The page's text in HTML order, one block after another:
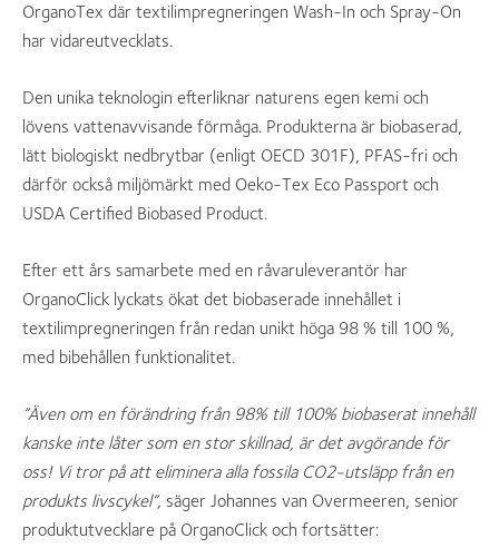
OrganoTex där textilimpregneringen Wash-In och Spray-On
har vidareutvecklats.
Den unika teknologin efterliknar naturens egen kemi och
lövens vattenavvisande förmåga. Produkterna är biobaserad,
lätt biologiskt nedbrytbar (enligt OECD 301F), PFAS-fri och
därför också miljömärkt med Oeko-Tex Eco Passport och
USDA Certified Biobased Product.
Efter ett års samarbete med en råvaruleverantör har
OrganoClick lyckats ökat det biobaserade innehållet i
textilimpregneringen från redan unikt höga 98 % till 100 %,
med bibehållen funktionalitet.
”Även om en förändring från 98% till 100% biobaserat innehåll
kanske inte låter som en stor skillnad, är det avgörande för
oss! Vi tror på att eliminera alla fossila CO2-utsläpp från en
produkts livscykel”, säger Johannes van Overmeeren, senior
produktutvecklare på OrganoClick och fortsätter: